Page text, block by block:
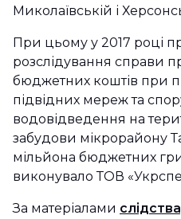
Миколаївській і
При цьому у 2017 році
розслідування справи
бюджетних коштів при
підвідних мереж та
водовідведення на
забудови мікрорайону
мільйона бюджетних
виконувало ТОВ
За матеріалами